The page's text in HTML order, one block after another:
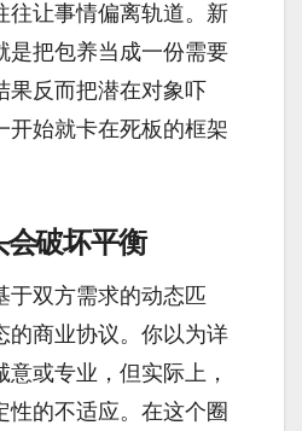
往让事情偏离轨道。新
是把包养当成一份需要
果反而把潜在对象吓
开始就卡在死板的框架
破坏平衡
于双方需求的动态匹
的商业协议。你以为详
或专业，但实际上，
性的不适应。在这个圈